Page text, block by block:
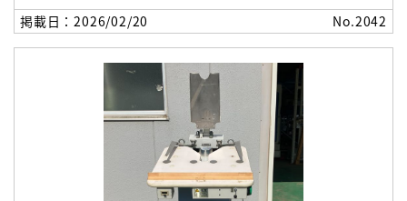
掲載日：2026/02/20 No.2042